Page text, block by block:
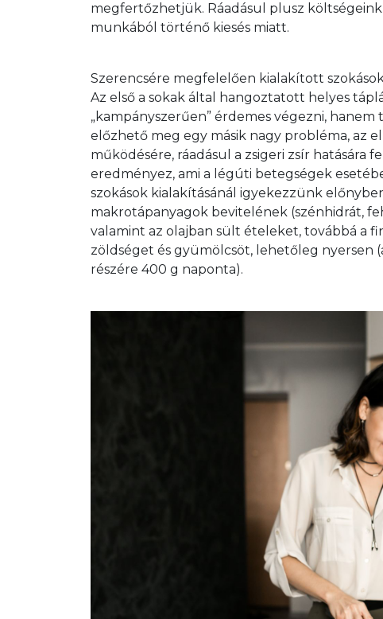
megfertőzhetjük. Ráadásul plusz
munkából történő kiesés miatt.
Szerencsére megfelelően kialakított
Az első a sokak által hangoztatott helyes
„kampányszerűen” érdemes végezni,
előzhető meg egy másik nagy probléma, az
működésére, ráadásul a zsigeri zsír hatására
eredményez, ami a légúti betegségek
szokások kialakításánál igyekezzünk
makrotápanyagok bevitelének (szénhidrát,
valamint az olajban sült ételeket, továbbá a
zöldséget és gyümölcsöt, lehetőleg nyersen
részére 400 g naponta).